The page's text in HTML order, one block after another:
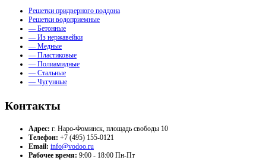
Решетки придверного поддона
Решетки водоприемные
— Бетонные
— Из нержавейки
— Медные
— Пластиковые
— Полиамидные
— Стальные
— Чугунные
Контакты
Адрес: г. Наро-Фоминск, площадь свободы 10
Телефон: +7 (495) 155-0121
Email: info@vodoo.ru
Рабочее время: 9:00 - 18:00 Пн-Пт